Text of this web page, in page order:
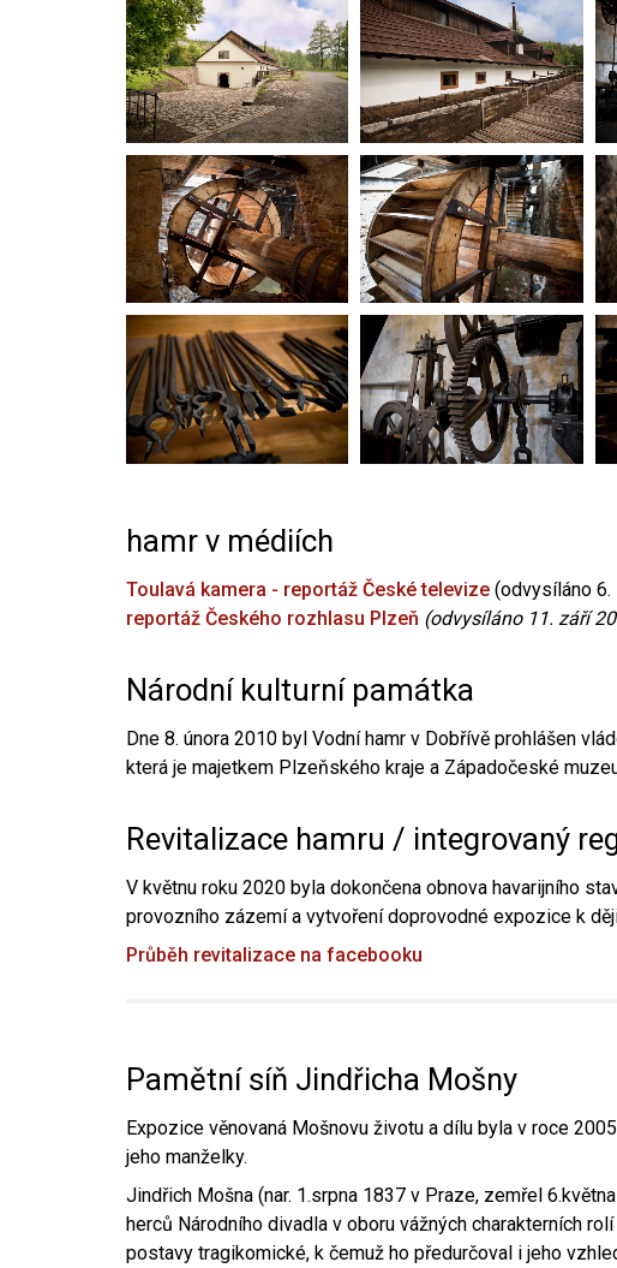
hamr v médiích
Toulavá kamera - reportáž České televize (odvysíláno
reportáž Českého rozhlasu Plzeň (odvysíláno 11. září
Národní kulturní památka
Dne 8. února 2010 byl Vodní hamr v Dobřívě prohlášen
která je majetkem Plzeňského kraje a Západočeské
Revitalizace hamru / integrovaný
V květnu roku 2020 byla dokončena obnova havarijního
provozního zázemí a vytvoření doprovodné expozice k
Průběh revitalizace na facebooku
Pamětní síň Jindřicha Mošny
Expozice věnovaná Mošnovu životu a dílu byla v roce
jeho manželky.
Jindřich Mošna (nar. 1.srpna 1837 v Praze, zemřel
herců Národního divadla v oboru vážných charakterních
postavy tragikomické, k čemuž ho předurčoval i jeho